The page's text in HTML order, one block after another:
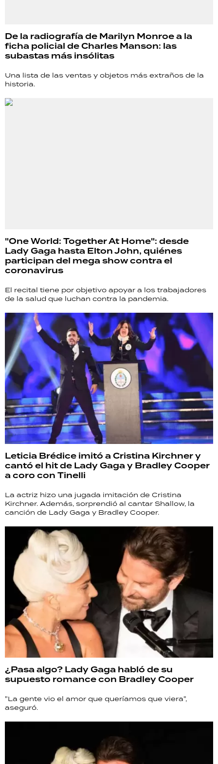
De la radiografía de Marilyn Monroe a la
ficha policial de Charles Manson: las
subastas más insólitas
Una lista de las ventas y objetos más extraños de la
historia.
"One World: Together At Home": desde
Lady Gaga hasta Elton John, quiénes
participan del mega show contra el
coronavirus
El recital tiene por objetivo apoyar a los trabajadores
de la salud que luchan contra la pandemia.
Leticia Brédice imitó a Cristina Kirchner y
cantó el hit de Lady Gaga y Bradley Cooper
a coro con Tinelli
La actriz hizo una jugada imitación de Cristina
Kirchner. Además, sorprendió al cantar Shallow, la
canción de Lady Gaga y Bradley Cooper.
¿Pasa algo? Lady Gaga habló de su
supuesto romance con Bradley Cooper
"La gente vio el amor que queríamos que viera",
aseguró.